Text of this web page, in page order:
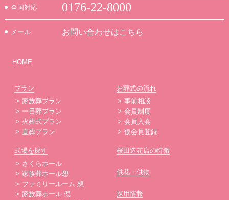
全国対応 0176-22-8000
メール お問い合わせはこちら
HOME
プラン
家族葬プラン
一日葬プラン
火葬式プラン
直葬プラン
式場を探す
さくらホール
家族葬ホール憩
ファミリールーム 想
家族葬ホール 偲
お葬式の流れ
事前相談
会員制度
会員入会
仮会員登録
桜田造花店の特徴
供花・供物
採用情報